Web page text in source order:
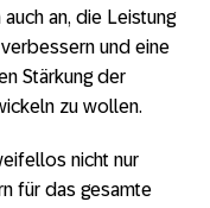
an, die Leistung
und eine
Stärkung der
zu wollen.
nicht nur
für das gesamte